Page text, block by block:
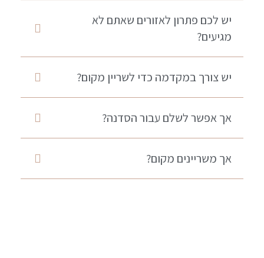
יש לכם פתרון לאזורים שאתם לא
מגיעים?
יש צורך במקדמה כדי לשריין מקום?
אך אפשר לשלם עבור הסדנה?
אך משריינים מקום?